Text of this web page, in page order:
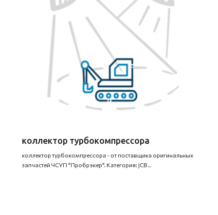
коллектор турбокомпрессора
коллектор турбокомпрессора - от поставщика оригинальных
запчастей ЧСУП "Пробрэкер". Категория: JCB ..